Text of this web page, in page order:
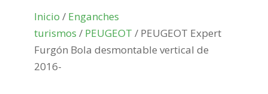
Inicio / Enganches
turismos / PEUGEOT / PEUGEOT Expert
Furgón Bola desmontable vertical de
2016-